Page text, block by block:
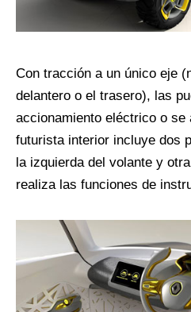
Con tracción a un único eje
delantero o el trasero), las
accionamiento eléctrico o se
futurista interior incluye dos
la izquierda del volante y
realiza las funciones de